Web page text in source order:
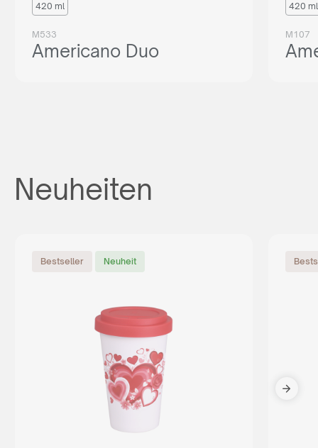
420 ml
M533
Americano Duo
420 ml
M107
Neuheiten
Bestseller Neuheit